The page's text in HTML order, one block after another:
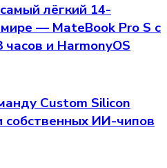
лёгкий 14-
— MateBook Pro S с
и HarmonyOS
Custom Silicon
собственных ИИ-чипов